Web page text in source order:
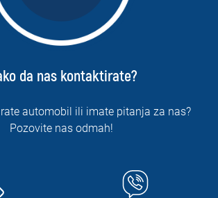
da nas kontaktirate?
automobil ili imate pitanja za nas?
Pozovite nas odmah!